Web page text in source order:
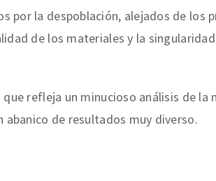
la despoblación, alejados de los
de los materiales y la
refleja un minucioso análisis de
abanico de resultados muy diverso.